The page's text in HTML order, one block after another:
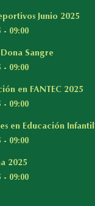
Junio 2025
- 09:00
Sangre
- 09:00
en FANTEC 2025
- 09:00
en Educación Infantil
- 09:00
2025
- 09:00